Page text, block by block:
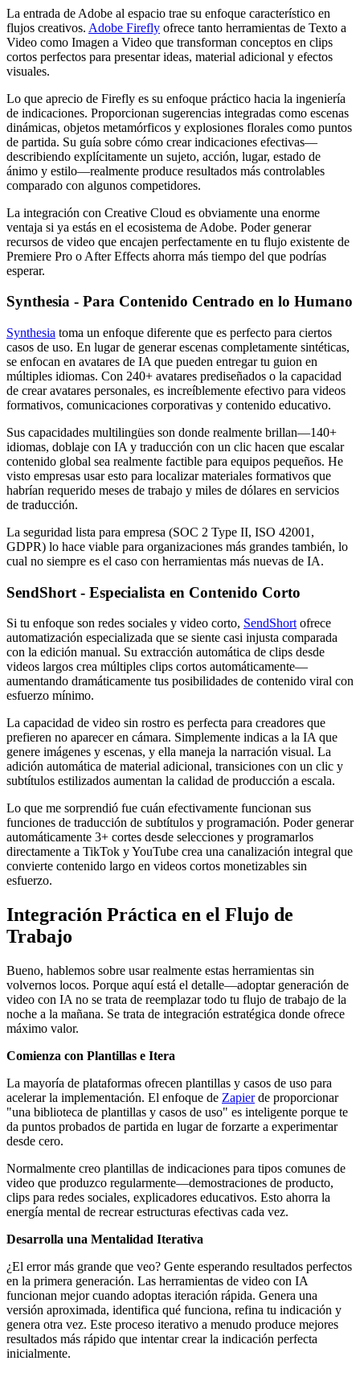
La entrada de Adobe al espacio trae su enfoque característico en
flujos creativos. Adobe Firefly ofrece tanto herramientas de Texto a
Video como Imagen a Video que transforman conceptos en clips
cortos perfectos para presentar ideas, material adicional y efectos
visuales.
Lo que aprecio de Firefly es su enfoque práctico hacia la ingeniería
de indicaciones. Proporcionan sugerencias integradas como escenas
dinámicas, objetos metamórficos y explosiones florales como puntos
de partida. Su guía sobre cómo crear indicaciones efectivas—
describiendo explícitamente un sujeto, acción, lugar, estado de
ánimo y estilo—realmente produce resultados más controlables
comparado con algunos competidores.
La integración con Creative Cloud es obviamente una enorme
ventaja si ya estás en el ecosistema de Adobe. Poder generar
recursos de video que encajen perfectamente en tu flujo existente de
Premiere Pro o After Effects ahorra más tiempo del que podrías
esperar.
Synthesia - Para Contenido Centrado en lo Humano
Synthesia toma un enfoque diferente que es perfecto para ciertos
casos de uso. En lugar de generar escenas completamente sintéticas,
se enfocan en avatares de IA que pueden entregar tu guion en
múltiples idiomas. Con 240+ avatares prediseñados o la capacidad
de crear avatares personales, es increíblemente efectivo para videos
formativos, comunicaciones corporativas y contenido educativo.
Sus capacidades multilingües son donde realmente brillan—140+
idiomas, doblaje con IA y traducción con un clic hacen que escalar
contenido global sea realmente factible para equipos pequeños. He
visto empresas usar esto para localizar materiales formativos que
habrían requerido meses de trabajo y miles de dólares en servicios
de traducción.
La seguridad lista para empresa (SOC 2 Type II, ISO 42001,
GDPR) lo hace viable para organizaciones más grandes también, lo
cual no siempre es el caso con herramientas más nuevas de IA.
SendShort - Especialista en Contenido Corto
Si tu enfoque son redes sociales y video corto, SendShortofrece
automatización especializada que se siente casi injusta comparada
con la edición manual. Su extracción automática de clips desde
videos largos crea múltiples clips cortos automáticamente—
aumentando dramáticamente tus posibilidades de contenido viral con
esfuerzo mínimo.
La capacidad de video sin rostro es perfecta para creadores que
prefieren no aparecer en cámara. Simplemente indicas a la IA que
genere imágenes y escenas, y ella maneja la narración visual. La
adición automática de material adicional, transiciones con un clic y
subtítulos estilizados aumentan la calidad de producción a escala.
Lo que me sorprendió fue cuán efectivamente funcionan sus
funciones de traducción de subtítulos y programación. Poder generar
automáticamente 3+ cortes desde selecciones y programarlos
directamente a TikTok y YouTube crea una canalización integral que
convierte contenido largo en videos cortos monetizables sin
esfuerzo.
Integración Práctica en el Flujo de
Trabajo
Bueno, hablemos sobre usar realmente estas herramientas sin
volvernos locos. Porque aquí está el detalle—adoptar generación de
video con IA no se trata de reemplazar todo tu flujo de trabajo de la
noche a la mañana. Se trata de integración estratégica donde ofrece
máximo valor.
Comienza con Plantillas e Itera
La mayoría de plataformas ofrecen plantillas y casos de uso para
acelerar la implementación. El enfoque de Zapierde proporcionar
"una biblioteca de plantillas y casos de uso" es inteligente porque te
da puntos probados de partida en lugar de forzarte a experimentar
desde cero.
Normalmente creo plantillas de indicaciones para tipos comunes de
video que produzco regularmente—demostraciones de producto,
clips para redes sociales, explicadores educativos. Esto ahorra la
energía mental de recrear estructuras efectivas cada vez.
Desarrolla una Mentalidad Iterativa
¿El error más grande que veo? Gente esperando resultados perfectos
en la primera generación. Las herramientas de video con IA
funcionan mejor cuando adoptas iteración rápida. Genera una
versión aproximada, identifica qué funciona, refina tu indicación y
genera otra vez. Este proceso iterativo a menudo produce mejores
resultados más rápido que intentar crear la indicación perfecta
inicialmente.